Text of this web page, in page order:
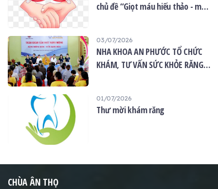
chủ đề “Giọt máu hiếu thảo - mùa
03/07/2026
NHA KHOA AN PHƯỚC TỔ CHỨC
KHÁM, TƯ VẤN SỨC KHỎE RĂNG
01/07/2026
Thư mời khám răng
CHÙA ÂN THỌ